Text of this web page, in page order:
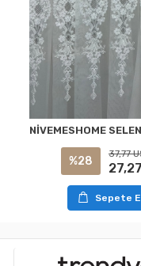
%28
37,77
Sepete